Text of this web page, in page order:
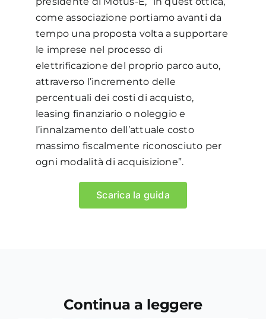
come associazione portiamo avanti da
tempo una proposta volta a supportare
le imprese nel processo di
elettrificazione del proprio parco auto,
attraverso l’incremento delle
percentuali dei costi di acquisto,
leasing finanziario o noleggio e
l’innalzamento dell’attuale costo
massimo fiscalmente riconosciuto per
ogni modalità di acquisizione”.
Scarica la guida
Continua a leggere